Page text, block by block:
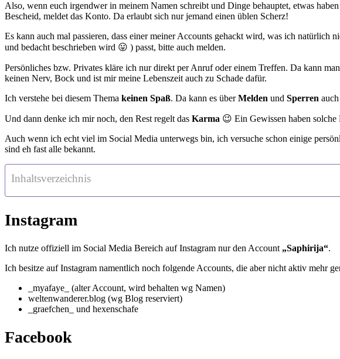
Also, wenn euch irgendwer in meinem Namen schreibt und Dinge behauptet, etwas
Bescheid, meldet das Konto. Da erlaubt sich nur jemand einen üblen Scherz!
Es kann auch mal passieren, dass einer meiner Accounts gehackt wird, was ich
und bedacht beschrieben wird 😛 ) passt, bitte auch melden.
Persönliches bzw. Privates kläre ich nur direkt per Anruf oder einem Treffen. Da kann
keinen Nerv, Bock und ist mir meine Lebenszeit auch zu Schade dafür.
Ich verstehe bei diesem Thema keinen Spaß. Da kann es überMelden und Sperren
Und dann denke ich mir noch, den Rest regelt das Karma 😉 Ein Gewissen haben
Auch wenn ich echt viel im Social Media unterwegs bin, ich versuche schon einige
sind eh fast alle bekannt.
Inhaltsverzeichnis
Instagram
Ich nutze offiziell im Social Media Bereich auf Instagram nur den Account „Saphirija“.
Ich besitze auf Instagram namentlich noch folgende Accounts, die aber nicht aktiv mehr
_myafaye_ (alter Account, wird behalten wg Namen)
weltenwanderer.blog (wg Blog reserviert)
_graefchen_ und hexenschafe
Facebook